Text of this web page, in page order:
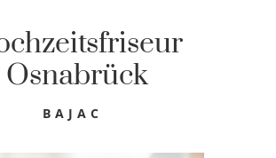
Osnabrück
BAJAC